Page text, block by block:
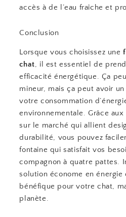
accès à de l’eau fraîche et
Conclusion
Lorsque vous choisissez une
chat, il est essentiel de
efficacité énergétique. Ça
mineur, mais ça peut avoir
votre consommation
environnementale. Grâce
sur le marché qui allient
durabilité, vous pouvez
fontaine qui satisfait vos
compagnon à quatre pattes.
solution économe en
bénéfique pour votre chat,
planète.